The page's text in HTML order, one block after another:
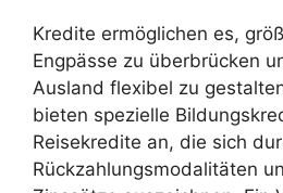
Kredite ermöglichen es,
Engpässe zu überbrücken
Ausland flexibel zu
bieten spezielle
Reisekredite an, die sich
Rückzahlungsmodalitäten